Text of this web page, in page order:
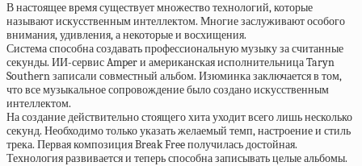
В настоящее время существует множество технологий, которые
называют искусственным интеллектом. Многие заслуживают особого
внимания, удивления, а некоторые и восхищения.
Система способна создавать профессиональную музыку за считанные
секунды. ИИ-сервис Amper и американская исполнительница Taryn
Southern записали совместный альбом. Изюминка заключается в том,
что все музыкальное сопровождение было создано искусственным
интеллектом.
На создание действительно стоящего хита уходит всего лишь несколько
секунд. Необходимо только указать желаемый темп, настроение и стиль
трека. Первая композиция Break Free получилась достойная.
Технология развивается и теперь способна записывать целые альбомы.